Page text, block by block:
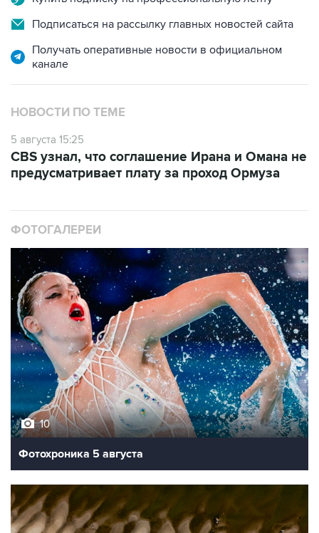
Подписаться на рассылку главных новостей сайта
Получать оперативные новости в официальном
канале
НОВОСТИ ПО ТЕМЕ
5 августа 15:25
CBS узнал, что соглашение Ирана и Омана не
предусматривает плату за проход Ормуза
ФОТОГАЛЕРЕИ
10
Фотохроника 5 августа